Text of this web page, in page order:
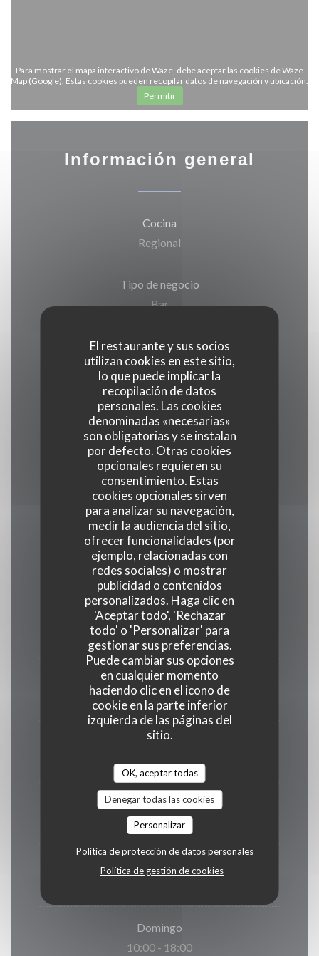
El restaurante y sus socios
utilizan cookies en este sitio,
lo que puede implicar la
recopilación de datos
personales. Las cookies
denominadas «necesarias»
son obligatorias y se instalan
por defecto. Otras cookies
opcionales requieren su
consentimiento. Estas
cookies opcionales sirven
para analizar su navegación,
medir la audiencia del sitio,
ofrecer funcionalidades (por
ejemplo, relacionadas con
redes sociales) o mostrar
publicidad o contenidos
personalizados. Haga clic en
'Aceptar todo', 'Rechazar
todo' o 'Personalizar' para
gestionar sus preferencias.
Puede cambiar sus opciones
en cualquier momento
haciendo clic en el icono de
cookie en la parte inferior
izquierda de las páginas del
sitio.
OK, aceptar todas
Denegar todas las cookies
Personalizar
Política de protección de datos personales
Política de gestión de cookies
Para mostrar el mapa interactivo de Waze, debe aceptar las cookies de Waze
Map (Google). Estas cookies pueden recopilar datos de navegación y ubicación.
Permitir
Información general
Cocina
Regional
Tipo de negocio
Bar
Servicios
Eventos, Acceso a Discapacitados, Terraza,
Acceso WiFi
Métodos de pago
Eurocard/Mastercard, Master, Visa, American
Express
Horario de apertura
Lunes
Cerrado
Martes
15:30 - 23:00
Mie-Jue
15:30 - 01:00
Viernes
15:30 - 02:00
Sábado
Domingo
10:00 - 18:00